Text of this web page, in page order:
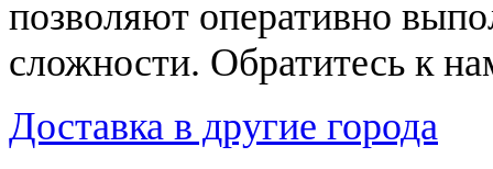
позволяют оперативно
сложности. Обратитесь к
Доставка в другие города